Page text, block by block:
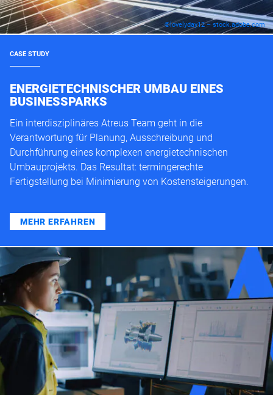
©lovelyday12 – stock.adobe.com
CASE STUDY
ENERGIETECHNISCHER UMBAU EINES
BUSINESSPARKS
Ein interdisziplinäres Atreus Team geht in die
Verantwortung für Planung, Ausschreibung und
Durchführung eines komplexen energietechnischen
Umbauprojekts. Das Resultat: termingerechte
Fertigstellung bei Minimierung von Kostensteigerungen.
MEHR ERFAHREN